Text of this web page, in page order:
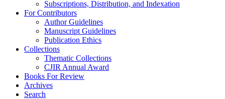
Subscriptions, Distribution, and Indexation
For Contributors
Author Guidelines
Manuscript Guidelines
Publication Ethics
Collections
Thematic Collections
CJIR Annual Award
Books For Review
Archives
Search